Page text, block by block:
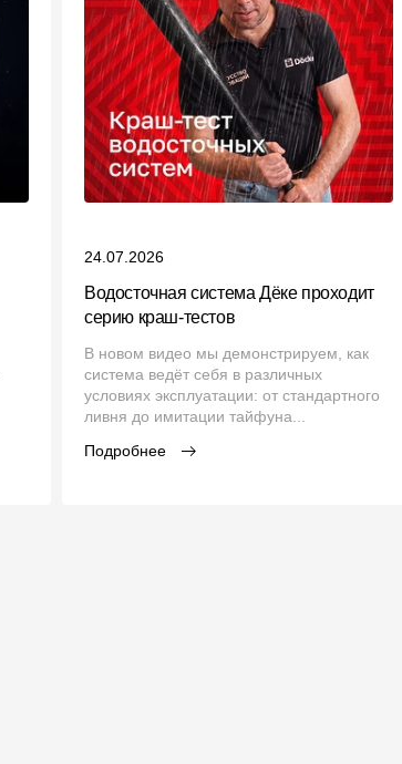
24.07.2026
Водосточная система Дёке проходит
серию краш‑тестов
В новом видео мы демонстрируем, как
система ведёт себя в различных
условиях эксплуатации: от стандартного
ливня до имитации тайфуна...
Подробнее